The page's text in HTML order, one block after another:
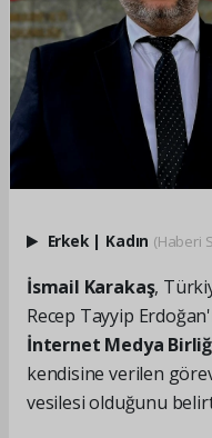
Erkek | Kadın (Haberi
İsmail Karakaş,
Recep Tayyip
İnternet Medya
kendisine verilen
vesilesi olduğunu